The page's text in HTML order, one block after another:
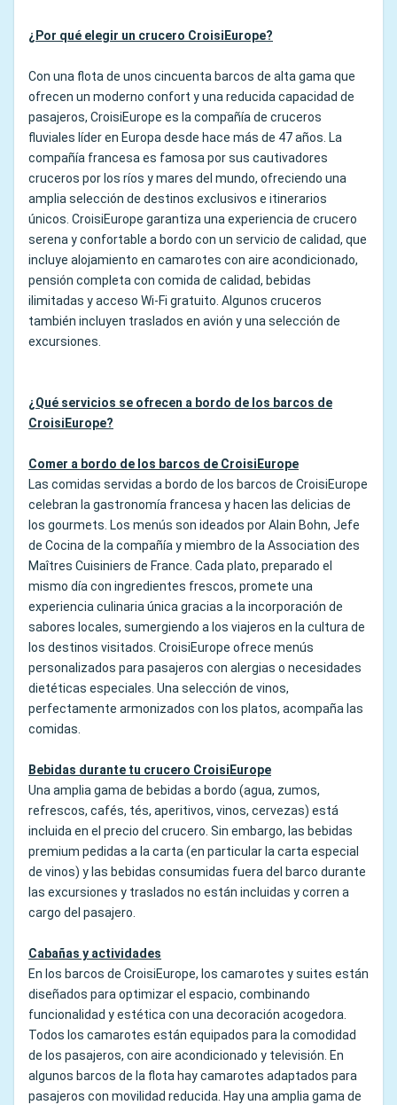
¿Por qué elegir un crucero CroisiEurope?
Con una flota de unos cincuenta barcos de alta gama que
ofrecen un moderno confort y una reducida capacidad de
pasajeros, CroisiEurope es la compañía de cruceros
fluviales líder en Europa desde hace más de 47 años. La
compañía francesa es famosa por sus cautivadores
cruceros por los ríos y mares del mundo, ofreciendo una
amplia selección de destinos exclusivos e itinerarios
únicos. CroisiEurope garantiza una experiencia de crucero
serena y confortable a bordo con un servicio de calidad, que
incluye alojamiento en camarotes con aire acondicionado,
pensión completa con comida de calidad, bebidas
ilimitadas y acceso Wi-Fi gratuito. Algunos cruceros
también incluyen traslados en avión y una selección de
excursiones.
¿Qué servicios se ofrecen a bordo de los barcos de
CroisiEurope?
Comer a bordo de los barcos de CroisiEurope
Las comidas servidas a bordo de los barcos de CroisiEurope
celebran la gastronomía francesa y hacen las delicias de
los gourmets. Los menús son ideados por Alain Bohn, Jefe
de Cocina de la compañía y miembro de la Association des
Maîtres Cuisiniers de France. Cada plato, preparado el
mismo día con ingredientes frescos, promete una
experiencia culinaria única gracias a la incorporación de
sabores locales, sumergiendo a los viajeros en la cultura de
los destinos visitados. CroisiEurope ofrece menús
personalizados para pasajeros con alergias o necesidades
dietéticas especiales. Una selección de vinos,
perfectamente armonizados con los platos, acompaña las
comidas.
Bebidas durante tu crucero CroisiEurope
Una amplia gama de bebidas a bordo (agua, zumos,
refrescos, cafés, tés, aperitivos, vinos, cervezas) está
incluida en el precio del crucero. Sin embargo, las bebidas
premium pedidas a la carta (en particular la carta especial
de vinos) y las bebidas consumidas fuera del barco durante
las excursiones y traslados no están incluidas y corren a
cargo del pasajero.
Cabañas y actividades
En los barcos de CroisiEurope, los camarotes y suites están
diseñados para optimizar el espacio, combinando
funcionalidad y estética con una decoración acogedora.
Todos los camarotes están equipados para la comodidad
de los pasajeros, con aire acondicionado y televisión. En
algunos barcos de la flota hay camarotes adaptados para
pasajeros con movilidad reducida. Hay una amplia gama de